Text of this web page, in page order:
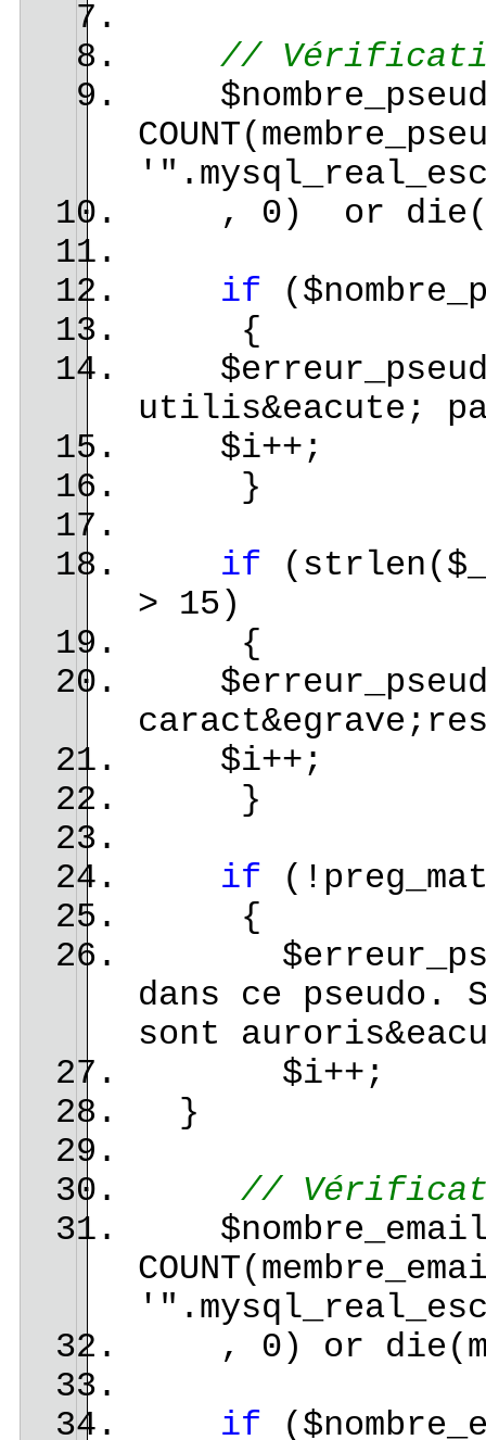
//
, 0) or
if
{
utilis&eacute;
$i++;
}
if
> 15)
{
$i++;
}
if
{
dans ce pseudo.
sont
$i++;
}
//
$nombre_email
, 0) or
if